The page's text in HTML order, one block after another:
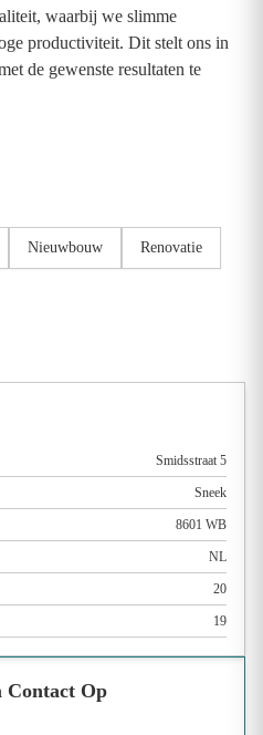
waarbij we slimme
productiviteit. Dit stelt ons in
de gewenste resultaten te
Nieuwbouw Renovatie
Smidsstraat 5
Sneek
8601 WB
NL
20
19
Contact Op